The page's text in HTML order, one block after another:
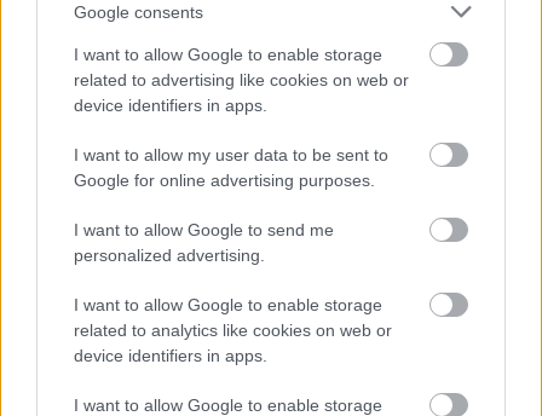
Google consents
I want to allow Google to enable storage
related to advertising like cookies on web or
device identifiers in apps.
I want to allow my user data to be sent to
Google for online advertising purposes.
I want to allow Google to send me
personalized advertising.
I want to allow Google to enable storage
related to analytics like cookies on web or
device identifiers in apps.
I want to allow Google to enable storage
SZEMBE MERSZ NÉZNI AZZAL, AKIVÉ
VÁLHATTÁL VOLNA?
TERMÉSZETFELETTI ERŐK ÉS ELFELEDETT
NYOMÁBAN MAGYAR ELŐZETESE